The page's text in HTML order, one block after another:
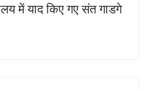
में याद किए गए संत गाडगे